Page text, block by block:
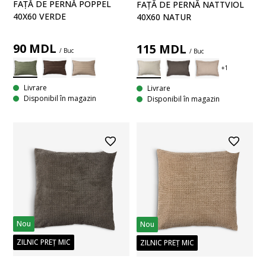
FAȚĂ DE PERNĂ POPPEL
40X60 VERDE
90 MDL / Buc
Livrare
Disponibil în magazin
FAȚĂ DE PERNĂ NATTVIOL
40X60 NATUR
115 MDL / Buc
Livrare
Disponibil în magazin
Nou
ZILNIC PREȚ MIC
Nou
ZILNIC PREȚ MIC